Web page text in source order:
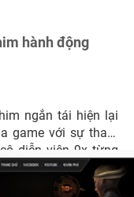
hành động
ngắn tái hiện lại
game với sự tham
diễn viên 9x từng
hình.